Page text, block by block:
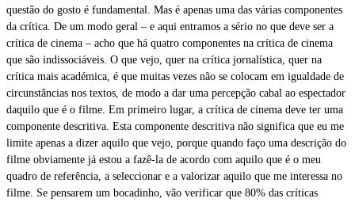
questão do gosto é fundamental. Mas é apenas uma das várias componentes
da crítica. De um modo geral – e aqui entramos a sério no que deve ser a
crítica de cinema – acho que há quatro componentes na crítica de cinema
que são indissociáveis. O que vejo, quer na crítica jornalística, quer na
crítica mais académica, é que muitas vezes não se colocam em igualdade de
circunstâncias nos textos, de modo a dar uma percepção cabal ao espectador
daquilo que é o filme. Em primeiro lugar, a crítica de cinema deve ter uma
componente descritiva. Esta componente descritiva não significa que eu me
limite apenas a dizer aquilo que vejo, porque quando faço uma descrição do
filme obviamente já estou a fazê-la de acordo com aquilo que é o meu
quadro de referência, a seleccionar e a valorizar aquilo que me interessa no
filme. Se pensarem um bocadinho, vão verificar que 80% das críticas